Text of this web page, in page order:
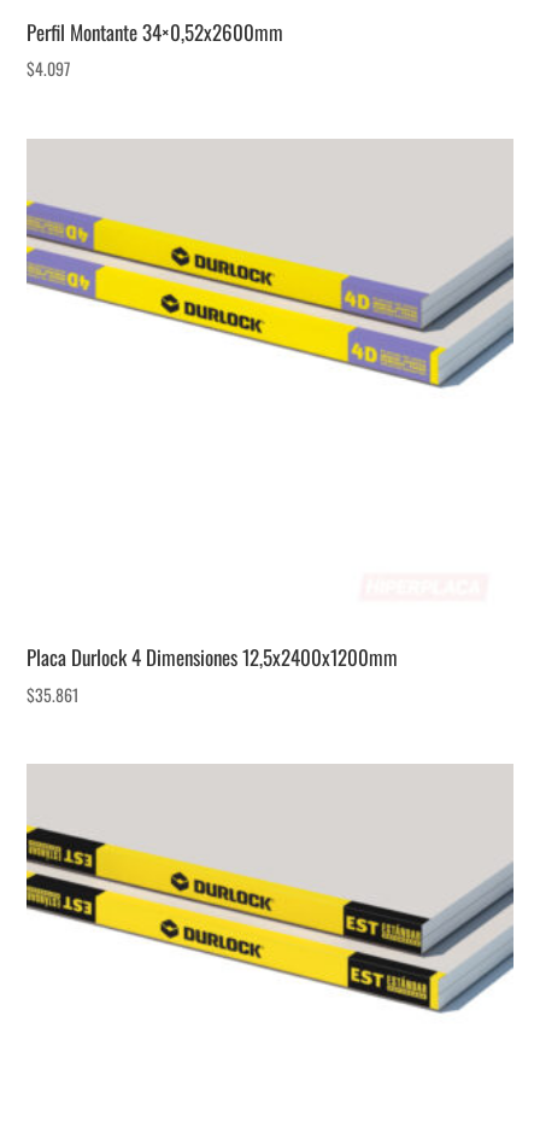
Perfil Montante 34×0,52x2600mm
$4.097
Placa Durlock 4 Dimensiones 12,5x2400x1200mm
$35.861